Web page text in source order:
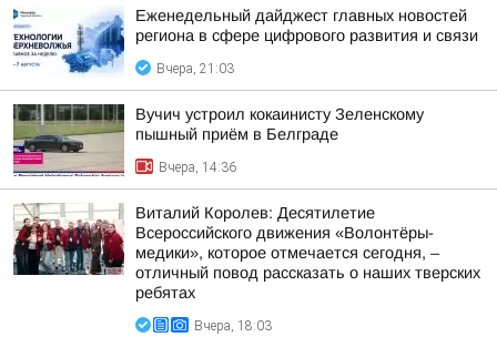
Еженедельный дайджест главных новостей
региона в сфере цифрового развития и связи
Вчера, 21:03
Вучич устроил кокаинисту Зеленскому
пышный приём в Белграде
Вчера, 14:36
Виталий Королев: Десятилетие
Всероссийского движения «Волонтёры-
медики», которое отмечается сегодня, –
отличный повод рассказать о наших тверских
ребятах
Вчера, 18:03